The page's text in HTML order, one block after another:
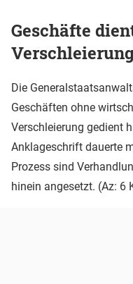
Geschäfte
Die
Geschäften ohne
Verschleierung gedient
Anklageschrift dauerte
Prozess sind
hinein angesetzt. (Az: 6